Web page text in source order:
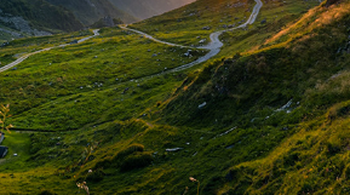
Vanoise